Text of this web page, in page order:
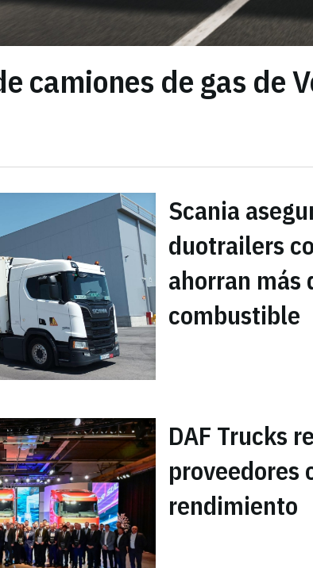
camiones de gas de
Scania
duotrailers
ahorran más
combustible
DAF Trucks
proveedores
rendimiento